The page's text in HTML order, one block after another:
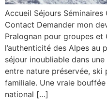
Accueil Séjours
Contact Demander mon
Pralognan pour groupes et
l’authenticité des Alpes au
séjour inoubliable dans
entre nature préservée,
familiale. Une vraie
national […]